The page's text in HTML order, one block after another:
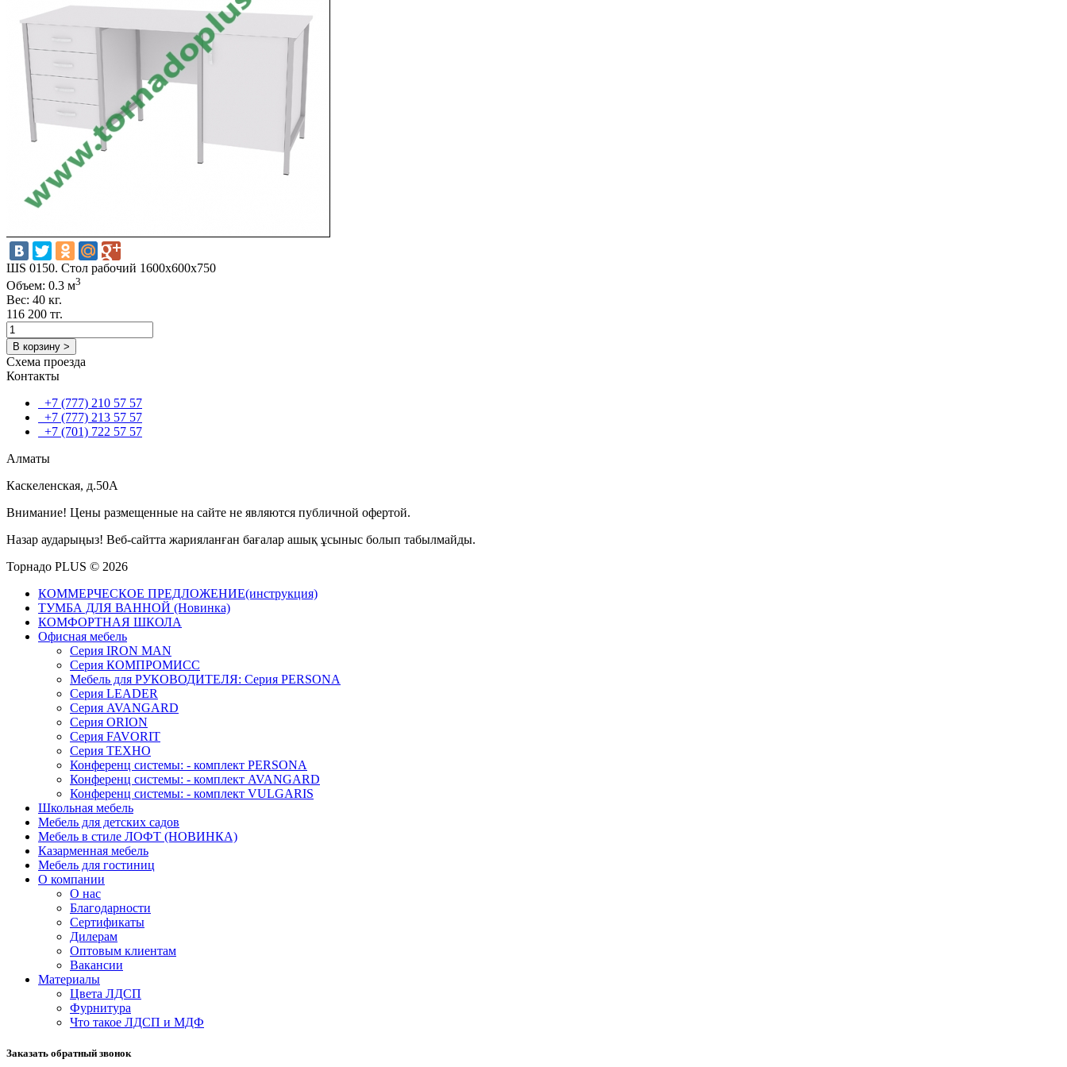
ШS 0150. Стол рабочий 1600х600х750
Объем: 0.3 м3
Вес: 40 кг.
116 200 тг.
В корзину >
Схема проезда
Контакты
+7 (777) 210 57 57
+7 (777) 213 57 57
+7 (701) 722 57 57
Алматы
Каскеленская, д.50А
Внимание! Цены размещенные на сайте не являются публичной офертой.
Назар аударыңыз! Веб-сайтта жарияланған бағалар ашық ұсыныс болып табылмайды.
Торнадо PLUS © 2026
КОММЕРЧЕСКОЕ ПРЕДЛОЖЕНИЕ(инструкция)
ТУМБА ДЛЯ ВАННОЙ (Новинка)
КОМФОРТНАЯ ШКОЛА
Офисная мебель
Серия IRON MAN
Серия КОМПРОМИСС
Мебель для РУКОВОДИТЕЛЯ: Серия PERSONA
Серия LEADER
Серия AVANGARD
Серия ORION
Серия FAVORIT
Серия ТЕХНО
Конференц системы: - комплект PERSONA
Конференц системы: - комплект AVANGARD
Конференц системы: - комплект VULGARIS
Школьная мебель
Мебель для детских садов
Мебель в стиле ЛОФТ (НОВИНКА)
Казарменная мебель
Мебель для гостиниц
О компании
О нас
Благодарности
Сертификаты
Дилерам
Оптовым клиентам
Вакансии
Материалы
Цвета ЛДСП
Фурнитура
Что такое ЛДСП и МДФ
Заказать обратный звонок